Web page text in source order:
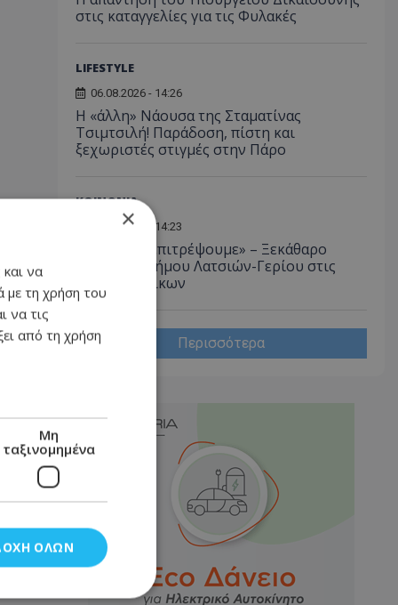
στις καταγγελίες για τις Φυλακές
LIFESTYLE
06.08.2026 - 14:26
Η «άλλη» Νάουσα της Σταματίνας
Τσιμτσιλή! Παράδοση, πίστη και
ξεχωριστές στιγμές στην Πάρο
ΚΟΙΝΩΝΙΑ
06.08.2026 - 14:23
«Δεν θα το επιτρέψουμε» – Ξεκάθαρο
«όχι» του Δήμου Λατσιών-Γερίου στις
δομές ανηλίκων
Περισσότερα
×
και να
με τη χρήση του
να τις
από τη χρήση
Μη
ταξινομημένα
ΌΛΩΝ